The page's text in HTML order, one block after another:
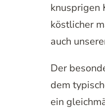
knusprigen
köstlicher
auch
Der
dem
ein